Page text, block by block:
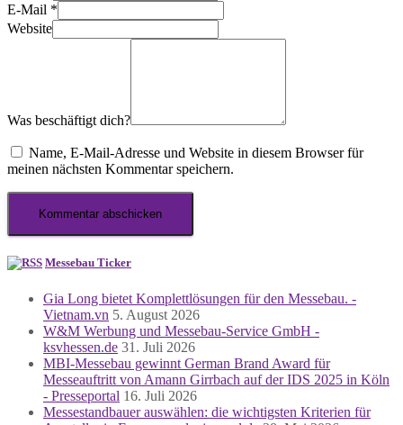
E-Mail *
Website
Was beschäftigt dich?
Name, E-Mail-Adresse und Website in diesem Browser für
meinen nächsten Kommentar speichern.
Messebau Ticker
Gia Long bietet Komplettlösungen für den Messebau. -
Vietnam.vn 5. August 2026
W&M Werbung und Messebau-Service GmbH -
ksvhessen.de 31. Juli 2026
MBI-Messebau gewinnt German Brand Award für
Messeauftritt von Amann Girrbach auf der IDS 2025 in Köln
- Presseportal 16. Juli 2026
Messestandbauer auswählen: die wichtigsten Kriterien für